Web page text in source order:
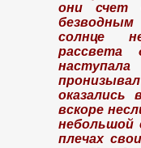
они счет
солнце
оказались
вскоре
небольшой
плечах